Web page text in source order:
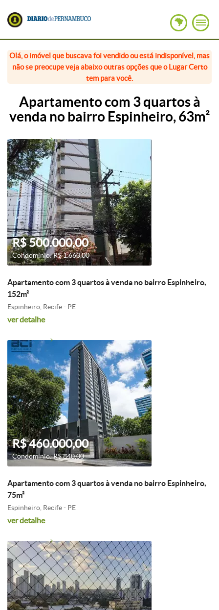
Olá, o imóvel que buscava foi vendido ou está indisponível, mas
não se preocupe veja abaixo outras opções que o Lugar Certo
tem para você.
Apartamento com 3 quartos à
venda no bairro Espinheiro, 63m²
R$ 500.000,00
Condomínio: R$ 1.660,00
Apartamento com 3 quartos à venda no bairro Espinheiro,
152m²
Espinheiro, Recife - PE
ver detalhe
R$ 460.000,00
Condomínio: R$ 840,00
Apartamento com 3 quartos à venda no bairro Espinheiro,
75m²
Espinheiro, Recife - PE
ver detalhe